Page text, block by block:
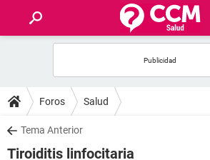
FOROS
SALUD
Foros Salud
Tema Anterior
Tiroiditis linfocitaria